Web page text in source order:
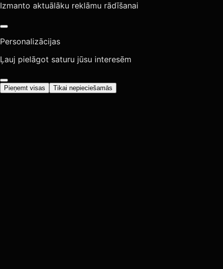
Izmanto aktuālāku reklāmu rādīšanai
Personalizācijas
Ļauj pielāgot saturu jūsu interesēm
Pieņemt visas Tikai nepieciešamās